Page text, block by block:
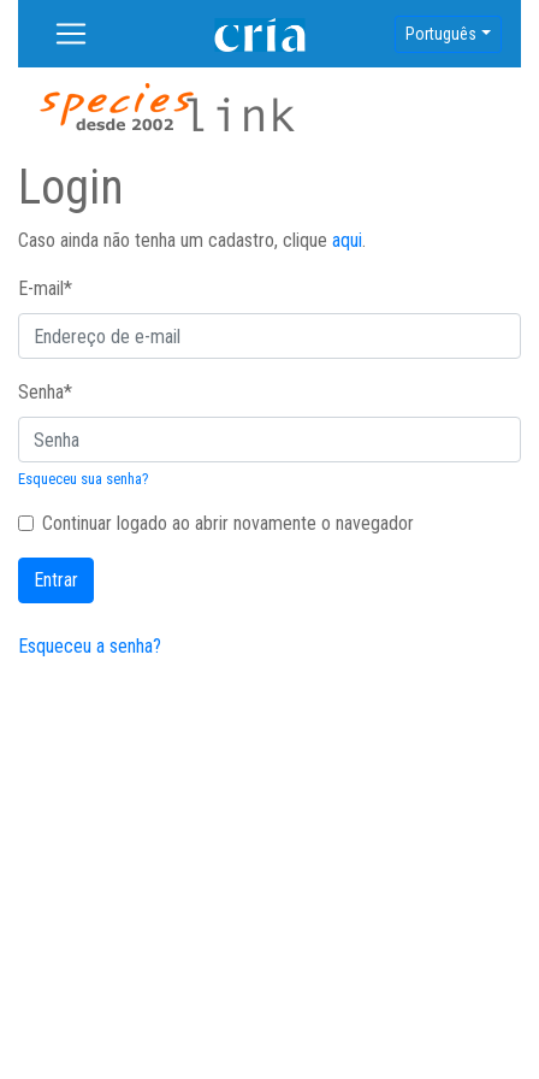
Português
Login
Caso ainda não tenha um cadastro, clique aqui.
E-mail*
Senha*
Esqueceu sua senha?
Continuar logado ao abrir novamente o navegador
Entrar
Esqueceu a senha?